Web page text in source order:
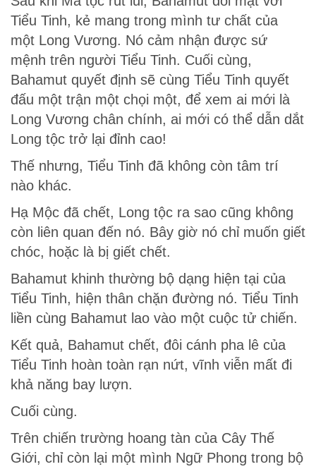
Tiểu Tinh, kẻ mang trong mình tư chất của
một Long Vương. Nó cảm nhận được sứ
mệnh trên người Tiểu Tinh. Cuối cùng,
Bahamut quyết định sẽ cùng Tiểu Tinh quyết
đấu một trận một chọi một, để xem ai mới là
Long Vương chân chính, ai mới có thể dẫn dắt
Long tộc trở lại đỉnh cao!
Thế nhưng, Tiểu Tinh đã không còn tâm trí
nào khác.
Hạ Mộc đã chết, Long tộc ra sao cũng không
còn liên quan đến nó. Bây giờ nó chỉ muốn giết
chóc, hoặc là bị giết chết.
Bahamut khinh thường bộ dạng hiện tại của
Tiểu Tinh, hiện thân chặn đường nó. Tiểu Tinh
liền cùng Bahamut lao vào một cuộc tử chiến.
Kết quả, Bahamut chết, đôi cánh pha lê của
Tiểu Tinh hoàn toàn rạn nứt, vĩnh viễn mất đi
khả năng bay lượn.
Cuối cùng.
Trên chiến trường hoang tàn của Cây Thế
Giới, chỉ còn lại một mình Ngữ Phong trong bộ